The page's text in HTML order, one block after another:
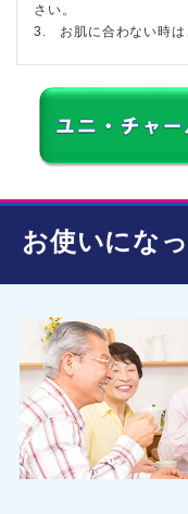
さい。
3. お肌に合わない時は
お使いにな